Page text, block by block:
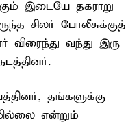
இடையே தகராறு
சிலர் போலீசுக்குத்
விரைந்து வந்து இரு
தங்களுக்கு
என்றும்